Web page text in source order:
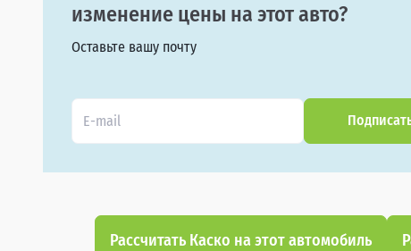
изменение цены на этот авто?
Оставьте вашу почту
Рассчитать Каско на этот автомобиль